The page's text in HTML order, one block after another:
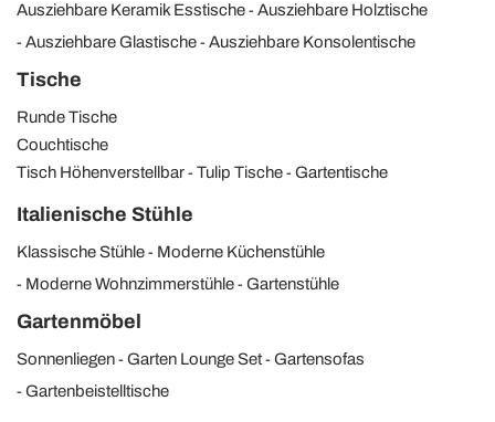
Ausziehbare Keramik Esstische
Ausziehbare Holztische
Ausziehbare Glastische
Ausziehbare Konsolentische
Tische
Runde Tische
Couchtische
Tisch Höhenverstellbar
Tulip Tische Gartentische
Italienische Stühle
Klassische Stühle
Moderne Küchenstühle
Moderne Wohnzimmerstühle
Gartenstühle
Gartenmöbel
Sonnenliegen Garten Lounge Set
Gartensofas
Gartenbeistelltische